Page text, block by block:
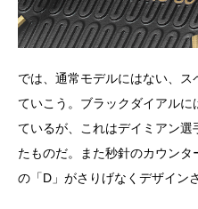
では、通常モデルにはない、ス
ていこう。ブラックダイアル
ているが、これはデイミアン
たものだ。また秒針のカウン
の「D」がさりげなくデザイン